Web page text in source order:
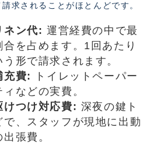
求されることがほとんどです。
ネン代: 運営経費の中で最
合を占めます。1回あたり
形で請求されます。
充費:
トイレットペーパー
などの実費。
けつけ対応費: 深夜の鍵ト
で、スタッフが現地に出動
張費。